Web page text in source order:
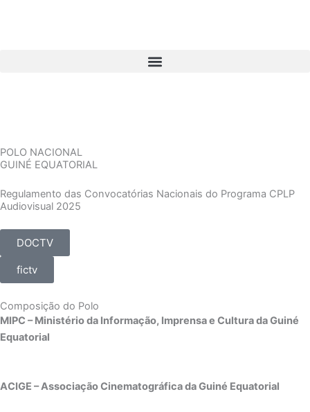
POLO NACIONAL
GUINÉ EQUATORIAL
Regulamento das Convocatórias Nacionais do Programa CPLP
Audiovisual 2025
DOCTV
fictv
Composição do Polo
MIPC – Ministério da Informação, Imprensa e Cultura da Guiné
Equatorial
ACIGE – Associação Cinematográfica da Guiné Equatorial